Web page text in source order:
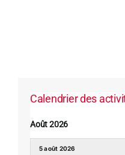
Calendrier des
Août 2026
5 août 2026